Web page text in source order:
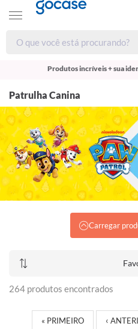
Produtos incríveis + sua
Patrulha Canina
Carregar
264 produtos encontrados
« PRIMEIRO ‹